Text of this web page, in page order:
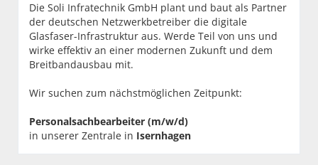
Die Soli Infratechnik GmbH plant und baut als Partner
der deutschen Netzwerkbetreiber die digitale
Glasfaser-Infrastruktur aus. Werde Teil von uns und
wirke effektiv an einer modernen Zukunft und dem
Breitbandausbau mit.
Wir suchen zum nächstmöglichen Zeitpunkt:
Personalsachbearbeiter (m/w/d)
in unserer Zentrale in Isernhagen